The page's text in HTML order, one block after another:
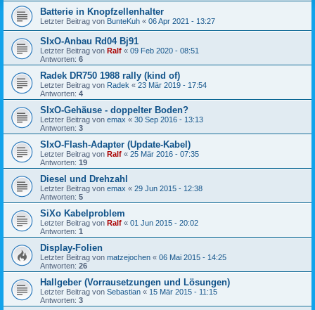
Batterie in Knopfzellenhalter
Letzter Beitrag von BunteKuh « 06 Apr 2021 - 13:27
SIxO-Anbau Rd04 Bj91
Letzter Beitrag von Ralf « 09 Feb 2020 - 08:51
Antworten: 6
Radek DR750 1988 rally (kind of)
Letzter Beitrag von Radek « 23 Mär 2019 - 17:54
Antworten: 4
SIxO-Gehäuse - doppelter Boden?
Letzter Beitrag von emax « 30 Sep 2016 - 13:13
Antworten: 3
SIxO-Flash-Adapter (Update-Kabel)
Letzter Beitrag von Ralf « 25 Mär 2016 - 07:35
Antworten: 19
Diesel und Drehzahl
Letzter Beitrag von emax « 29 Jun 2015 - 12:38
Antworten: 5
SiXo Kabelproblem
Letzter Beitrag von Ralf « 01 Jun 2015 - 20:02
Antworten: 1
Display-Folien
Letzter Beitrag von matzejochen « 06 Mai 2015 - 14:25
Antworten: 26
Hallgeber (Vorrausetzungen und Lösungen)
Letzter Beitrag von Sebastian « 15 Mär 2015 - 11:15
Antworten: 3